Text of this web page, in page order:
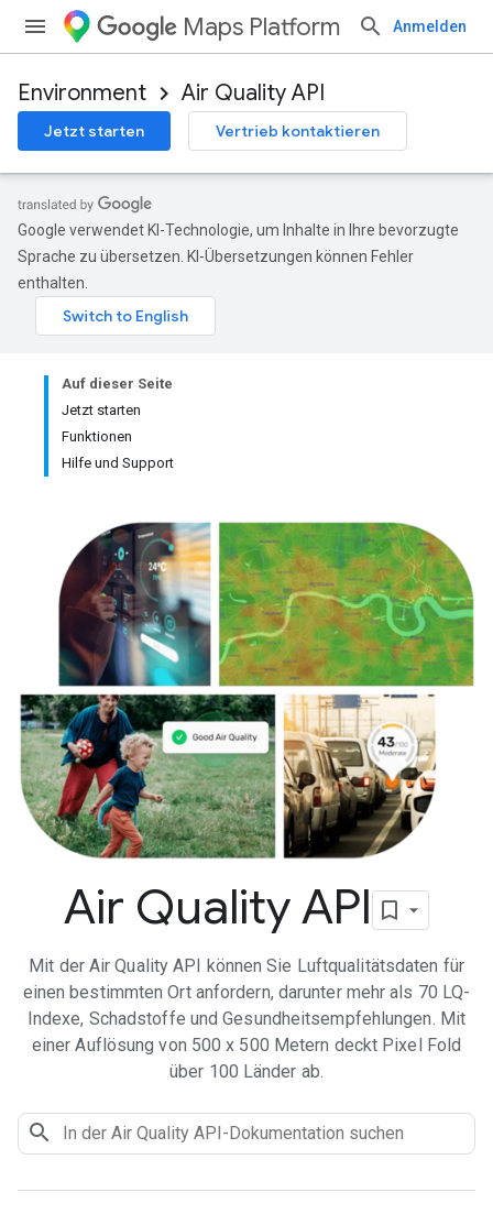
Maps Platform Anmelden
Environment Air Quality API
Jetzt starten Vertrieb kontaktieren
Google verwendet KI-Technologie, um Inhalte in Ihre bevorzugte
Sprache zu übersetzen. KI-Übersetzungen können Fehler
enthalten.
Auf dieser Seite
Jetzt starten
Funktionen
Hilfe und Support
Air Quality API
Mit der Air Quality API können Sie Luftqualitätsdaten für
einen bestimmten Ort anfordern, darunter mehr als 70 LQ-
Indexe, Schadstoffe und Gesundheitsempfehlungen. Mit
einer Auflösung von 500 x 500 Metern deckt Pixel Fold
über 100 Länder ab.